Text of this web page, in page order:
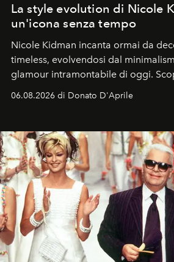
La style evolution di Nicole
un'icona senza tempo
Nicole Kidman incanta ormai da
timeless, evolvendosi dal
glamour intramontabile di oggi.
06.08.2026 di Donato D'Aprile